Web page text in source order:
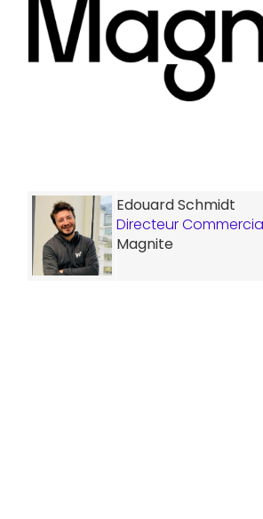
Edouard Schmidt
Directeur
Magnite